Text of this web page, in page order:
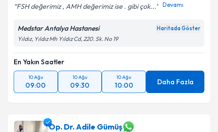
FSH değerimiz , AMH değerimiz ise . gibi çok... Devamı
Medstar Antalya Hastanesi Haritada Göster
Yıldız, Yıldız Mh Yıldız Cd, 220. Sk. No 19
En Yakın Saatler
10 Ağu
09:00
10 Ağu
09:30
10 Ağu
10:00 Daha Fazla
Op. Dr. Adile Gümüş